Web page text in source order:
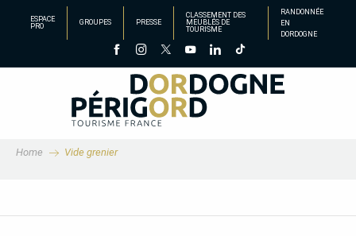
principal
ESPACE
PRO
GROUPES PRESSE
CLASSEMENT DES
MEUBLÉS DE
TOURISME
RANDONNÉE
EN
DORDOGNE
Home Vide grenier